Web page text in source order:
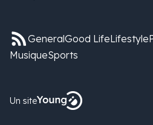
GeneralGood LifeLifestyle
MusiqueSports
Un site